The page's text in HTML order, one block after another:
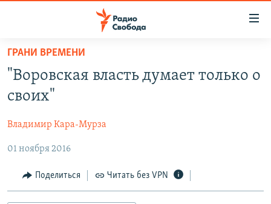
упрощенного
доступа
основному
Вернутся
главной
навигации
ПРОГРАММЫ
ПОДКАСТЫ
ЦИТАТЫ СВОБОДЫ
МНЕНИЯ
КУЛЬТУРА
IDEL.РЕАЛИИ
ГРАНИ ВРЕМЕНИ
"Воровская власть думает только о
своих"
Владимир Кара-Мурза
01 ноября 2016
Поделиться Читать без VPN